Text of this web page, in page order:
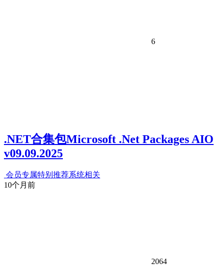
6
.NET合集包Microsoft .Net Packages AIO
v09.09.2025
会员专属特别推荐系统相关
10个月前
2064